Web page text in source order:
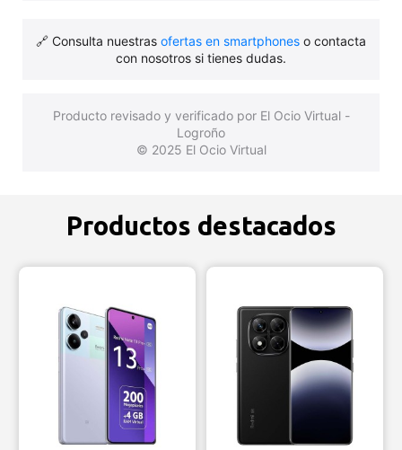
🔗 Consulta nuestras ofertas en smartphones o contacta
con nosotros si tienes dudas.
Producto revisado y verificado por El Ocio Virtual -
Logroño
© 2025 El Ocio Virtual
Productos destacados